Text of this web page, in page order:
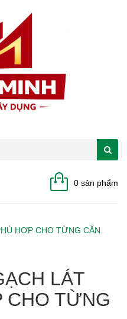
0 sản phẩm
HỢP CHO TỪNG CĂN
LÁT
CHO TỪNG